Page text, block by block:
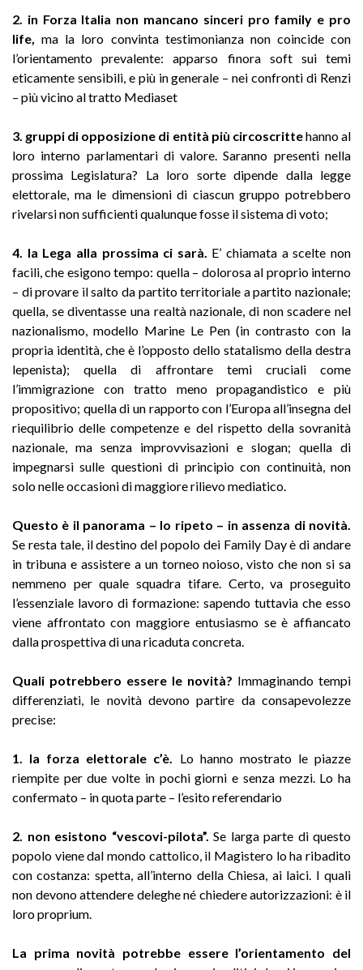
2. in Forza Italia non mancano sinceri pro family e pro
life,
ma la loro convinta testimonianza non coincide con
l’orientamento prevalente: apparso finora soft sui temi
eticamente sensibili, e più in generale – nei confronti di Renzi
– più vicino al tratto Mediaset
3. gruppi di opposizione di entità più circoscrittehanno al
loro interno parlamentari di valore. Saranno presenti nella
prossima Legislatura? La loro sorte dipende dalla legge
elettorale, ma le dimensioni di ciascun gruppo potrebbero
rivelarsi non sufficienti qualunque fosse il sistema di voto;
4. la Lega alla prossima ci sarà. E’ chiamata a scelte non
facili, che esigono tempo: quella – dolorosa al proprio interno
– di provare il salto da partito territoriale a partito nazionale;
quella, se diventasse una realtà nazionale, di non scadere nel
nazionalismo, modello Marine Le Pen (in contrasto con la
propria identità, che è l’opposto dello statalismo della destra
lepenista); quella di affrontare temi cruciali come
l’immigrazione con tratto meno propagandistico e più
propositivo; quella di un rapporto con l’Europa all’insegna del
riequilibrio delle competenze e del rispetto della sovranità
nazionale, ma senza improvvisazioni e slogan; quella di
impegnarsi sulle questioni di principio con continuità, non
solo nelle occasioni di maggiore rilievo mediatico.
Questo è il panorama – lo ripeto – in assenza di novità.
Se resta tale, il destino del popolo dei Family Day è di andare
in tribuna e assistere a un torneo noioso, visto che non si sa
nemmeno per quale squadra tifare. Certo, va proseguito
l’essenziale lavoro di formazione: sapendo tuttavia che esso
viene affrontato con maggiore entusiasmo se è affiancato
dalla prospettiva di una ricaduta concreta.
Quali potrebbero essere le novità? Immaginando tempi
differenziati, le novità devono partire da consapevolezze
precise:
1. la forza elettorale c’è.
Lo hanno mostrato le piazze
riempite per due volte in pochi giorni e senza mezzi. Lo ha
confermato – in quota parte – l’esito referendario
2. non esistono “vescovi-pilota”. Se larga parte di questo
popolo viene dal mondo cattolico, il Magistero lo ha ribadito
con costanza: spetta, all’interno della Chiesa, ai laici. I quali
non devono attendere deleghe né chiedere autorizzazioni: è il
loro proprium.
La prima novità potrebbe essere l’orientamento del